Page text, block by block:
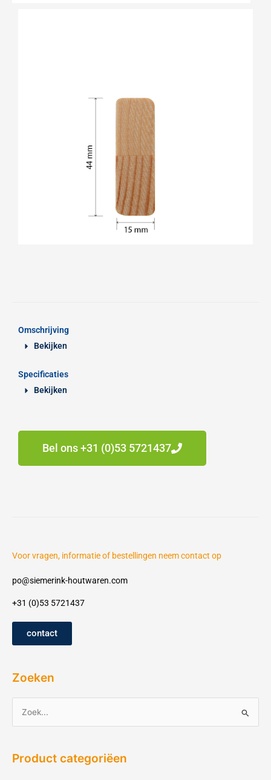
Omschrijving
Bekijken
Specificaties
Bekijken
Bel ons +31 (0)53 5721437
Voor vragen, informatie of bestellingen neem contact op
po@siemerink-houtwaren.com
+31 (0)53 5721437
contact
Zoeken
kProduct categoriëen